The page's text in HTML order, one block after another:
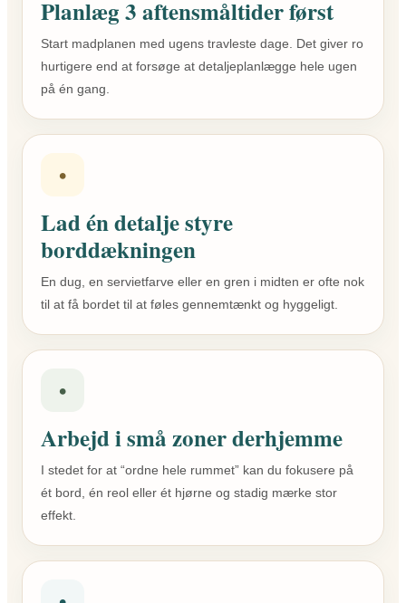
Planlæg 3 aftensmåltider først
Start madplanen med ugens travleste dage. Det giver ro
hurtigere end at forsøge at detaljeplanlægge hele ugen
på én gang.
•
Lad én detalje styre
borddækningen
En dug, en servietfarve eller en gren i midten er ofte nok
til at få bordet til at føles gennemtænkt og hyggeligt.
•
Arbejd i små zoner derhjemme
I stedet for at “ordne hele rummet” kan du fokusere på
ét bord, én reol eller ét hjørne og stadig mærke stor
effekt.